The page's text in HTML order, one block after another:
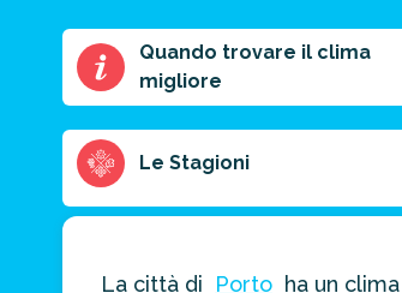
Riassunto
dell'articolo
del riassunto
Breve Medio Punti chiave
Quando trovare il clima
migliore
Le Stagioni
La città di Porto ha un